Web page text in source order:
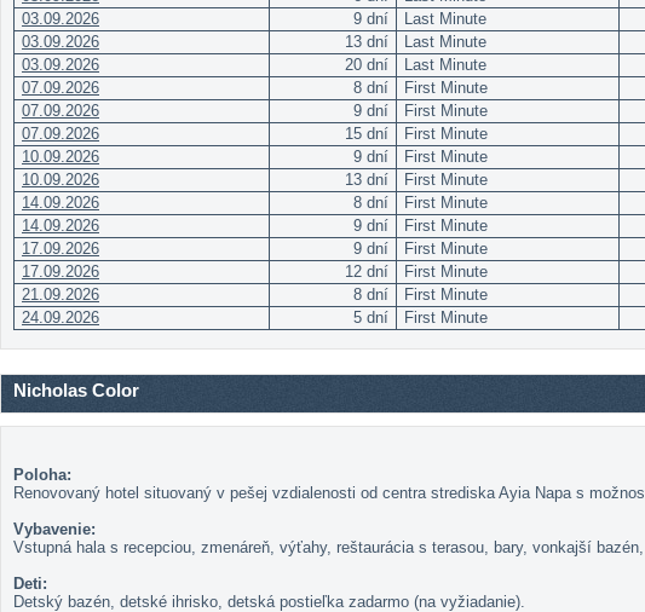
03.09.2026
9 dní Last Minute
03.09.2026
13 dní Last Minute
03.09.2026
20 dní Last Minute
07.09.2026
8 dní First Minute
07.09.2026
9 dní First Minute
07.09.2026
15 dní First Minute
10.09.2026
9 dní First Minute
10.09.2026
13 dní First Minute
14.09.2026
8 dní First Minute
14.09.2026
9 dní First Minute
17.09.2026
9 dní First Minute
17.09.2026
12 dní First Minute
21.09.2026
8 dní First Minute
24.09.2026
5 dní First Minute
Nicholas Color
Poloha:
Renovovaný hotel situovaný v pešej vzdialenosti od centra strediska Ayia Napa s
Vybavenie:
Vstupná hala s recepciou, zmenáreň, výťahy, reštaurácia s terasou, bary, vonkajší
Deti:
Detský bazén, detské ihrisko, detská postieľka zadarmo (na vyžiadanie).